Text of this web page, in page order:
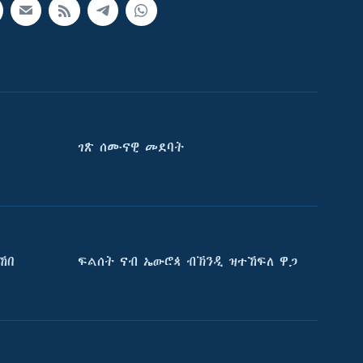
ገጽ ሰሙናዊ መደባት
ፍልሰት ናብ ኤውሮጳ ብኽንዲ ዝተኸፍለ ዋጋ